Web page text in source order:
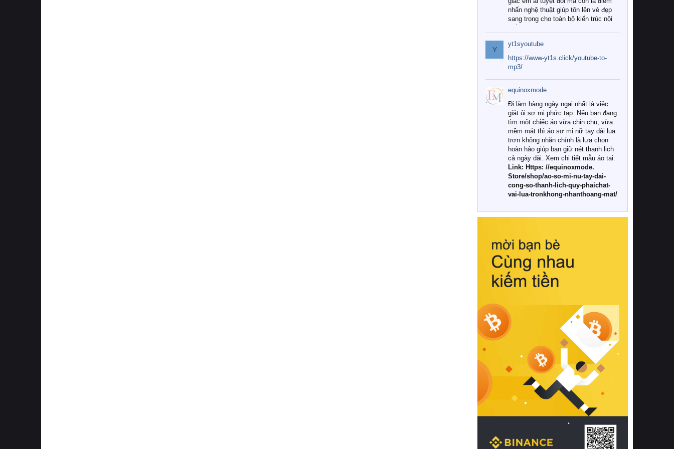
nhấn nghệ thuật giúp tôn lên vẻ đẹp
sang trọng cho toàn bộ kiến trúc nội
Tuy nhiên, giữa thị trường đa dạng
với vô vàn thương hiệu và mẫu mã
như hiện nay, làm thế nào để chọn
được những bộ chăn ga gối đệm cao
cấp thực sự chất lượng, phù hợp với
khí hậu và nhu cầu sử dụng của gia
đình? Hãy cùng chúng tôi đi tìm lời
giải đáp chi tiết qua bài viết dưới đây.
1. Tại sao các gia đình hiện đại lại ưa
chuộng chăn ga gối đệm cao cấp?
Khác với các dòng sản phẩm thông
thường, những bộ chăn ga gối đệm
cao cấp trải qua quy trình sản xuất
nghiêm ngặt từ khâu chọn lọc nguyên
liệu tự nhiên đến công nghệ dệt
nhuộm hiện đại không chứa hóa chất
này, bạn sẽ cảm nhận rõ rệt sự khác
hồi chuẩn xác của phần đệm nâng đỡ
cột sống.
Bên cạnh đó, việc lựa chọn các dòng
sản phẩm đạt chuẩn chất lượng quốc
tế còn giúp ngăn ngừa tình trạng kích
khuẩn và nấm mốc trong điều kiện
thời tiết nóng ẩm. Bạn có thể tìm hiểu
thêm các nghiên cứu khoa học về tác
động của giấc ngủ và môi trường
phòng ngủ đối với sức khỏe con
người tại Sleep Foundation (External
Link) để có cái nhìn toàn diện hơn.
2. Các tiêu chí vàng khi lựa chọn
chăn ga gối đệm cao cấp cho phòng
ngủ
Để sở hữu một bộ chăn ga gối đệm
cao cấp hoàn hảo cả về thẩm mỹ lẫn
công năng, người tiêu dùng cần cân
nhắc kỹ lưỡng các tiêu chí quan trọng
Y
yt1syoutube
https://www-yt1s.click/youtube-to-
mp3/
equinoxmode
Đi làm hàng ngày ngại nhất là việc
giặt ủi sơ mi phức tạp. Nếu bạn đang
tìm một chiếc áo vừa chỉn chu, vừa
mềm mát thì áo sơ mi nữ tay dài lụa
trơn không nhăn chính là lựa chọn
hoàn hảo giúp bạn giữ nét thanh lịch
cả ngày dài. Xem chi tiết mẫu áo tại:
Link: Https: //equinoxmode.
Store/shop/ao-so-mi-nu-tay-dai-
cong-so-thanh-lich-quy-phaichat-
vai-lua-tronkhong-nhanthoang-mat/